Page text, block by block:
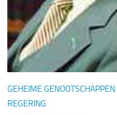
GEHEIME GENOOTSCHAPPEN
REGERING